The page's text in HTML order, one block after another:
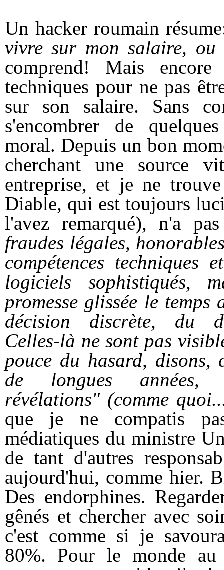
Un hacker roumain
vivre sur mon salaire,
comprend! Mais
techniques pour ne pas
sur son salaire. Sans
s'encombrer de
moral. Depuis un bon
cherchant une source
entreprise, et je ne
Diable, qui est toujours
l'avez remarqué), n'a
fraudes légales,
compétences
logiciels sophistiqués,
promesse glissée le
décision discrète, du
Celles-là ne sont pas
pouce du hasard, disons,
de longues
révélations"(comme
que je ne compatis
médiatiques du ministre
de tant d'autres
aujourd'hui, comme hier.
Des endorphines.
gênés et chercher avec
c'est comme si je
80%. Pour le monde au